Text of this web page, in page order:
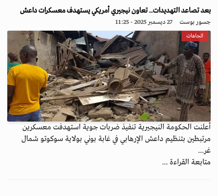
بعد تصاعد التهديدات.. تعاون نيجيري أمريكي يستهدف معسكرات داعش
جسور بوست 27 ديسمبر 2025 - 11:25
اتجاهات
أعلنت الحكومة النيجيرية تنفيذ ضربات جوية استهدفت معسكرين
مرتبطين بتنظيم داعش الإرهابي في غابة بوني بولاية سوكوتو شمال
غر...
متابعة القراءة ...